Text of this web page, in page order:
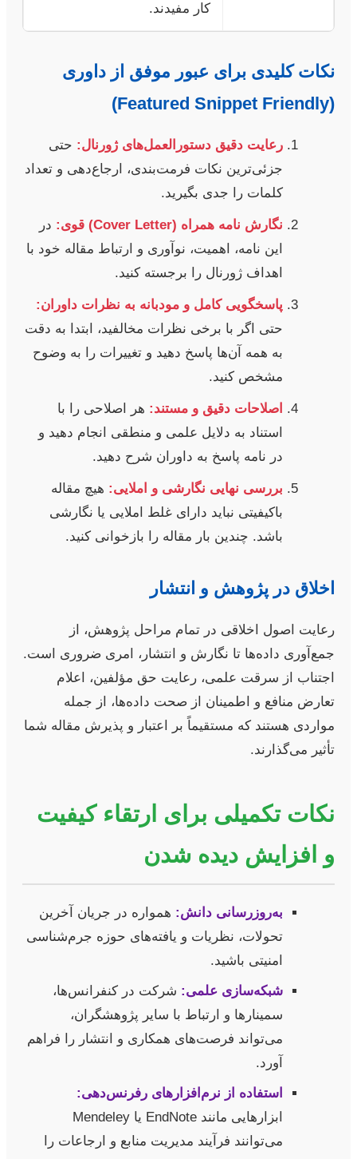
کار مفیدند.
نکات کلیدی برای عبور موفق از داوری
(Featured Snippet Friendly)
رعایت دقیق دستورالعمل‌های ژورنال: حتی
جزئی‌ترین نکات فرمت‌بندی، ارجاع‌دهی و تعداد
کلمات را جدی بگیرید.
نگارش نامه‌ همراه (Cover Letter) قوی:
در
این نامه، اهمیت، نوآوری و ارتباط مقاله خود با
اهداف ژورنال را برجسته کنید.
پاسخگویی کامل و مودبانه به نظرات داوران:
حتی اگر با برخی نظرات مخالفید، ابتدا به دقت
به همه آن‌ها پاسخ دهید و تغییرات را به وضوح
مشخص کنید.
اصلاحات دقیق و مستند: هر اصلاحی را با
استناد به دلایل علمی و منطقی انجام دهید و
در نامه پاسخ به داوران شرح دهید.
بررسی نهایی نگارشی و املایی: هیچ مقاله
باکیفیتی نباید دارای غلط املایی یا نگارشی
باشد. چندین بار مقاله را بازخوانی کنید.
اخلاق در پژوهش و انتشار
رعایت اصول اخلاقی در تمام مراحل پژوهش، از
جمع‌آوری داده‌ها تا نگارش و انتشار، امری ضروری است.
اجتناب از سرقت علمی، رعایت حق مؤلفین، اعلام
تعارض منافع و اطمینان از صحت داده‌ها، از جمله
مواردی هستند که مستقیماً بر اعتبار و پذیرش مقاله شما
تأثیر می‌گذارند.
نکات تکمیلی برای ارتقاء کیفیت
و افزایش دیده شدن
به‌روزرسانی دانش: همواره در جریان آخرین
تحولات، نظریات و یافته‌های حوزه جرم‌شناسی
امنیتی باشید.
شبکه‌سازی علمی: شرکت در کنفرانس‌ها،
سمینارها و ارتباط با سایر پژوهشگران،
می‌تواند فرصت‌های همکاری و انتشار را فراهم
آورد.
استفاده از نرم‌افزارهای رفرنس‌دهی:
ابزارهایی مانند EndNote یا Mendeley
می‌توانند فرآیند مدیریت منابع و ارجاعات را